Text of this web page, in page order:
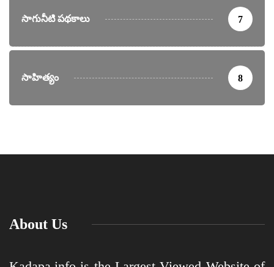
సాగునీటి పథకాలు 7
సాహిత్యం 8
About Us